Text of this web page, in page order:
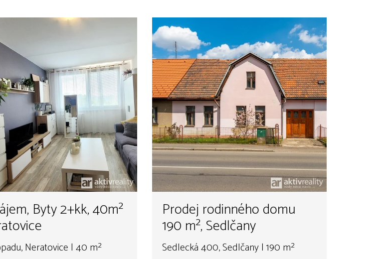
Byty 2+kk, 40m²
Neratovice | 40 m²
Prodej rodinného domu
190 m², Sedlčany
Sedlecká 400, Sedlčany | 190 m²